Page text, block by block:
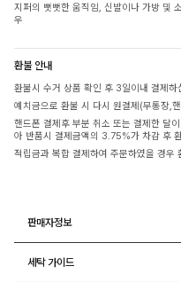
지퍼의 뻣뻣한 움직임, 신발이나 가방 및
우
환불 안내
환불시 수거 상품 확인 후 3일이내 결제하
예치금으로 환불 시 다시 원결제(무통장,
핸드폰 결제후 부분 취소 또는 결제한 달
아 반품시 결제금액의 3.75%가 차감 후
적립금과 복합 결제하여 주문하였을 경우
판매자정보
세탁 가이드